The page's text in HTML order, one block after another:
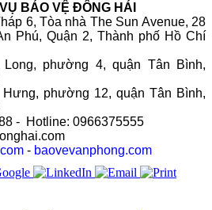
BẢO VỆ ĐÔNG HẢI
6, Tòa nhà The Sun Avenue, 28
Phú, Quận 2, Thành phố Hồ Chí
phường 4, quận Tân Bình,
phường 12, quận Tân Bình,
- Hotline: 0966375555
- baovevanphong.com